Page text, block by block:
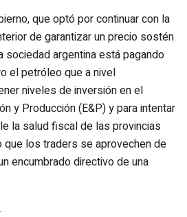
que optó por continuar con la
de garantizar un precio sostén
sociedad argentina está pagando
el petróleo que a nivel
niveles de inversión en el
y Producción (E&P) y para intentar
la salud fiscal de las provincias
que los traders se aprovechen de
encumbrado directivo de una